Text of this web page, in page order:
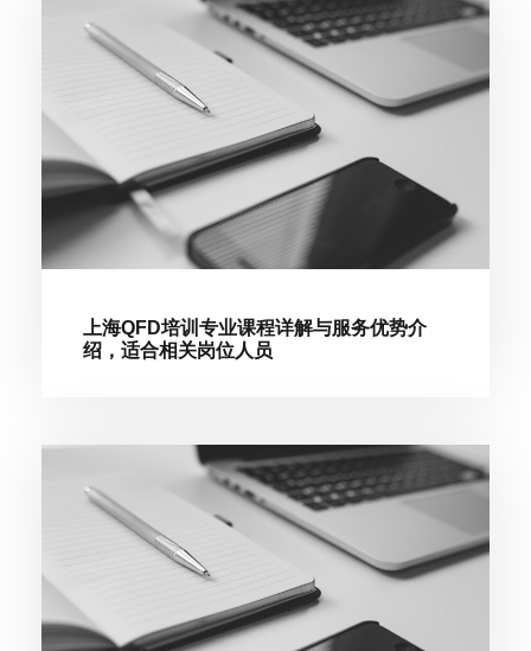
上海QFD培训专业课程详解与服务优势介
绍，适合相关岗位人员